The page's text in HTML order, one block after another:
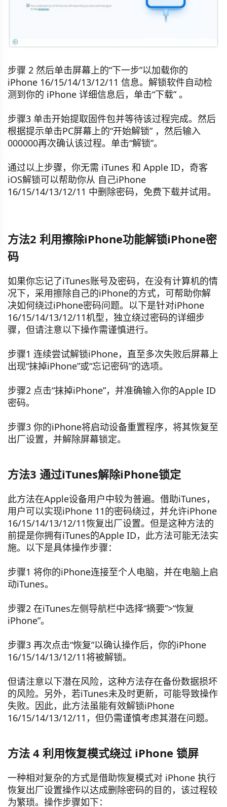
步骤 2 然后单击屏幕上的“下一步”以加载你的
iPhone 16/15/14/13/12/11 信息。解锁软件自动检
测到你的 iPhone 详细信息后，单击“下载” 。
步骤3 单击开始提取固件包并等待该过程完成。然后
根据提示单击PC屏幕上的“开始解锁” ，然后输入
000000再次确认该过程。单击“解锁”。
通过以上步骤，你无需 iTunes 和 Apple ID，奇客
iOS解锁可以帮助你从 自己iPhone
16/15/14/13/12/11 中删除密码，免费下载并试用。
方法2 利用擦除iPhone功能解锁iPhone密
码
如果你忘记了iTunes账号及密码，在没有计算机的情
况下，采用擦除自己的iPhone的方式，可帮助你解
决如何绕过iPhone密码问题。以下是针对iPhone
16/15/14/13/12/11机型，独立绕过密码的详细步
骤，但请注意以下操作需谨慎进行。
步骤1 连续尝试解锁iPhone，直至多次失败后屏幕上
出现“抹掉iPhone”或“忘记密码”的选项。
步骤2 点击“抹掉iPhone”，并准确输入你的Apple ID
密码。
步骤3 你的iPhone将启动设备重置程序，将其恢复至
出厂设置，并解除屏幕锁定。
方法3 通过iTunes解除iPhone锁定
此方法在Apple设备用户中较为普遍。借助iTunes，
用户可以实现iPhone 11的密码绕过，并允许iPhone
16/15/14/13/12/11恢复出厂设置。但是这种方法的
前提是你拥有iTunes的Apple ID，此方法可能无法实
施。以下是具体操作步骤：
步骤1 将你的iPhone连接至个人电脑，并在电脑上启
动iTunes。
步骤2 在iTunes左侧导航栏中选择“摘要”>“恢复
iPhone”。
步骤3 再次点击“恢复”以确认操作后，你的iPhone
16/15/14/13/12/11将被解锁。
但请注意以下潜在风险，这种方法存在备份数据损坏
的风险。另外，若iTunes未及时更新，可能导致操作
失败。因此，此方法虽能有效解锁iPhone
16/15/14/13/12/11，但仍需谨慎考虑其潜在问题。
方法 4 利用恢复模式绕过 iPhone 锁屏
一种相对复杂的方式是借助恢复模式对 iPhone 执行
恢复出厂设置操作以达成删除密码的目的，该过程较
为繁琐。操作步骤如下：